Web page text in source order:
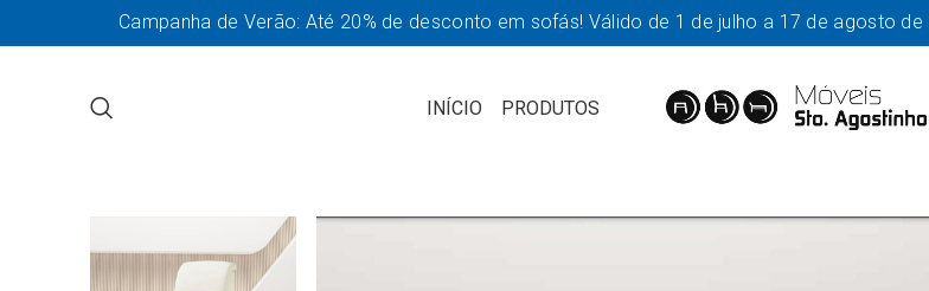
INÍCIO PRODUTOS
Campanha de Verão: Até 20% de desconto em sofás! Válido de 1 de julho a 17 de agosto de